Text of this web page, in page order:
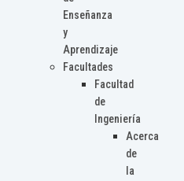
Enseñanza
y
Aprendizaje
Facultades
Facultad
de
Ingeniería
Acerca
de
la